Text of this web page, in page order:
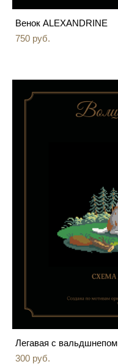
Венок ALEXANDRINE
750 pуб.
Легавая с вальдшнепом
300 pуб.